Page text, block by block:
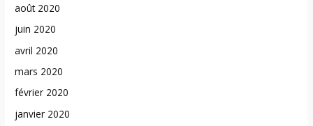
août 2020
juin 2020
avril 2020
mars 2020
février 2020
janvier 2020